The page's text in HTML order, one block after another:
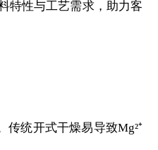
特性与工艺需求，助力客
统开式干燥易导致Mg²⁺